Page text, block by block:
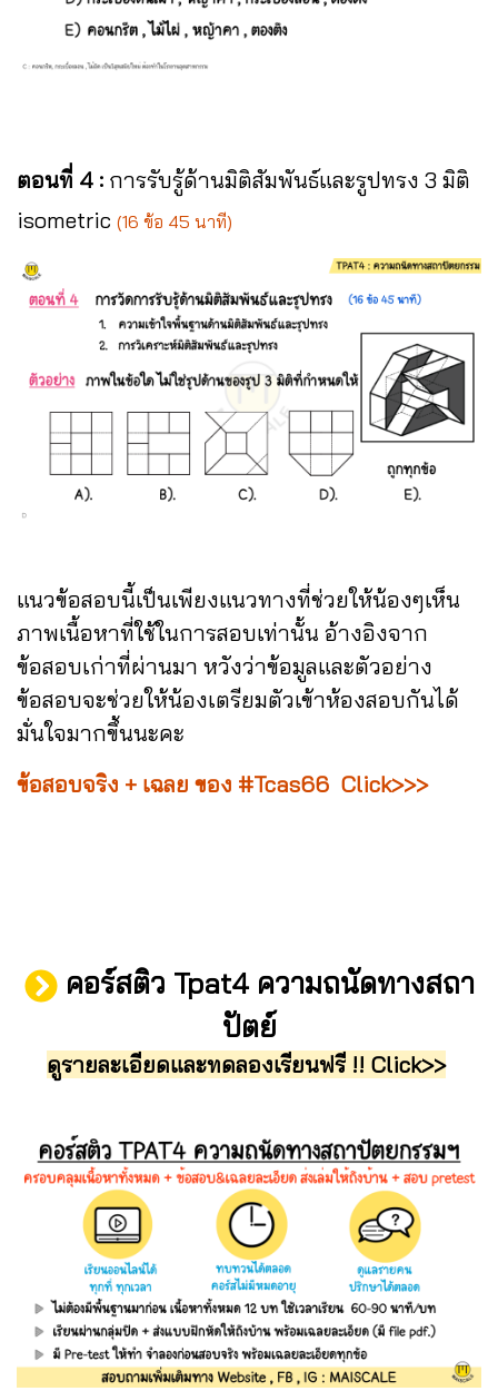
ตอนที่ 4 : การรับรู้ด้านมิติสัมพันธ์และรูปทรง 3 มิติ
isometric (16 ข้อ 45 นาที)
แนวข้อสอบนี้เป็นเพียงแนวทางที่ช่วยให้น้องๆเห็น
ภาพเนื้อหาที่ใช้ในการสอบเท่านั้น อ้างอิงจาก
ข้อสอบเก่าที่ผ่านมา หวังว่าข้อมูลและตัวอย่าง
ข้อสอบจะช่วยให้น้องเตรียมตัวเข้าห้องสอบกันได้
มั่นใจมากขึ้นนะคะ
ข้อสอบจริง + เฉลย ของ #Tcas66 Click>>>
คอร์สติว Tpat4 ความถนัดทางสถา
ปัตย์
ดูรายละเอียดและทดลองเรียนฟรี !! Click>>